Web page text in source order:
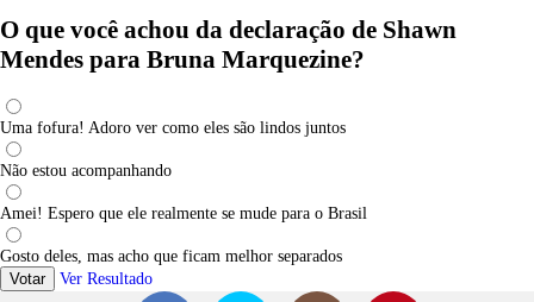
O que você achou da declaração de Shawn
Mendes para Bruna Marquezine?
Uma fofura! Adoro ver como eles são lindos juntos
Não estou acompanhando
Amei! Espero que ele realmente se mude para o Brasil
Gosto deles, mas acho que ficam melhor separados
Votar
Ver Resultado